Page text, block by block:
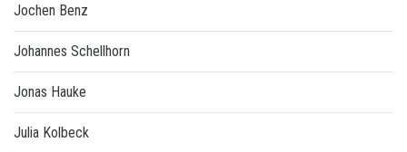
Jochen Benz
Johannes Schellhorn
Jonas Hauke
Julia Kolbeck